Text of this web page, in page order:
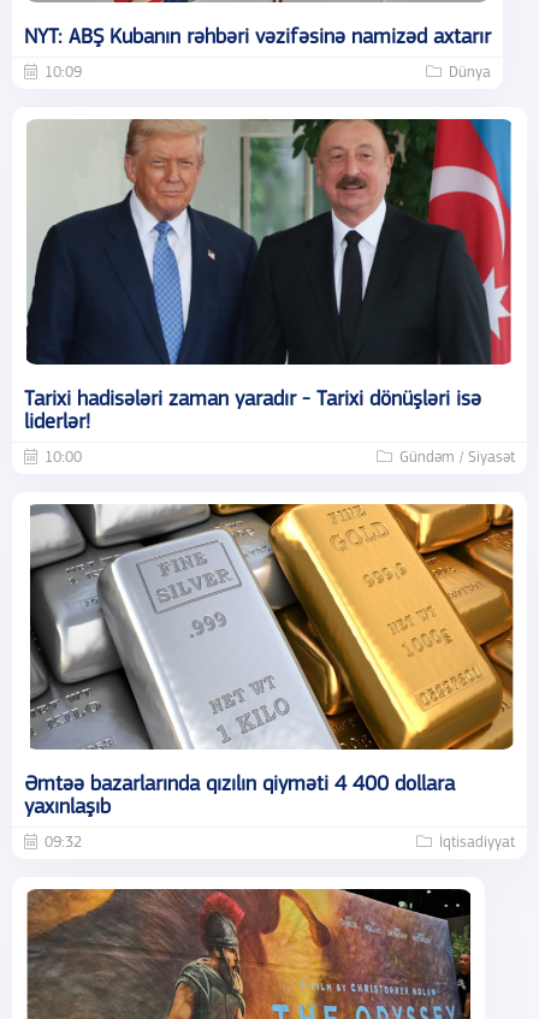
NYT: ABŞ Kubanın rəhbəri vəzifəsinə namizəd axtarır
10:09 Dünya
Tarixi hadisələri zaman yaradır - Tarixi dönüşləri isə
liderlər!
10:00 Gündəm / Siyasət
Əmtəə bazarlarında qızılın qiyməti 4 400 dollara
yaxınlaşıb
09:32 İqtisadiyyat